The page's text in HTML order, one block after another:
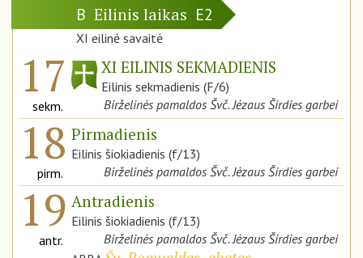
B Eilinis laikas E2
XI eilinė savaitė
17
sekm.
XI EILINIS SEKMADIENIS
Eilinis sekmadienis (F/6)
Birželinės pamaldos Švč. Jėzaus Širdies garbei
18
pirm.
Pirmadienis
Eilinis šiokiadienis (f/13)
Birželinės pamaldos Švč. Jėzaus Širdies garbei
19
antr.
Antradienis
Eilinis šiokiadienis (f/13)
Birželinės pamaldos Švč. Jėzaus Širdies garbei